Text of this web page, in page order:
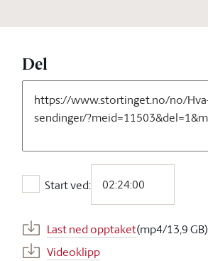
Del
Start ved:
Start ved:
Last ned opptaket(mp4/13,9 GB)
Videoklipp